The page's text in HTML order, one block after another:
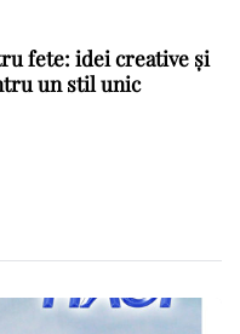
fete: idei creative și
un stil unic